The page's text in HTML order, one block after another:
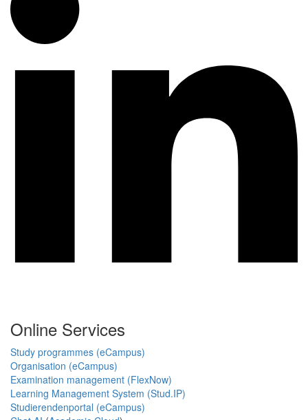
Online Services
Study programmes (eCampus)
Organisation (eCampus)
Examination management (FlexNow)
Learning Management System (Stud.IP)
Studierendenportal (eCampus)